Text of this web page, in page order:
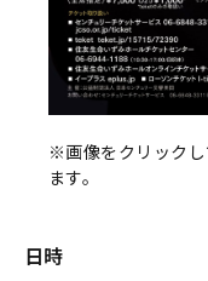
※画像をクリック
ます。
日時